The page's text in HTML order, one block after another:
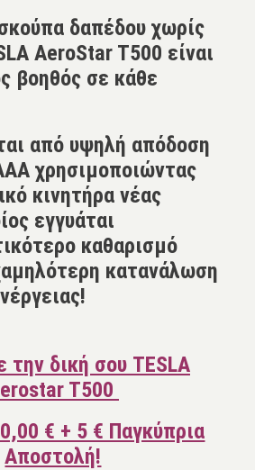
δαπέδου χωρίς
AeroStar T500 είναι
βοηθός σε κάθε
από υψηλή απόδοση
χρησιμοποιώντας
κινητήρα νέας
εγγυάται
καθαρισμό
κατανάλωση
την δική σου TESLA
T500
€ + 5 € Παγκύπρια
Αποστολή!